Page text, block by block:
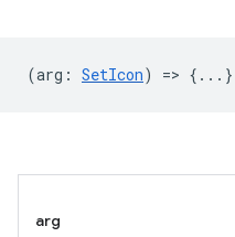
(arg : SetIcon) => {...}
arg